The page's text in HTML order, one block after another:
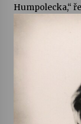
Humpolecka,“